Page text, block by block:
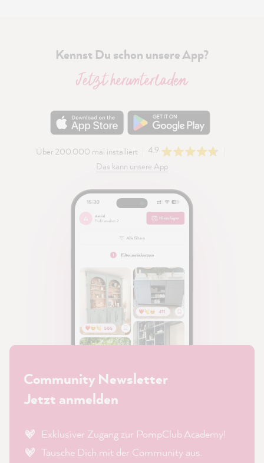
Kennst Du schon unsere App?
Jetzt herunterladen
Über 200.000 mal installiert
4.9
Das kann unsere App
Community Newsletter
Jetzt anmelden
Exklusiver Zugang zur PompClub Academy!
Tausche Dich mit der Community aus.